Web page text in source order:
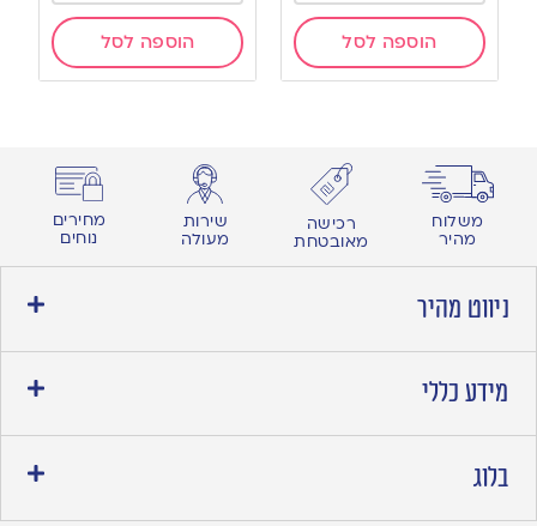
הוספה לסל הוספה לסל
משלוח
מהיר
רכישה
מאובטחת
שירות
מעולה
מחירים
נוחים
ניווט מהיר
מידע כללי
בלוג